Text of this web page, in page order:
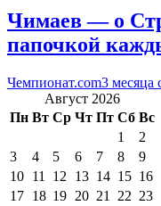
Чимаев — о
папочкой
Чемпионат.com3 месяца
Август 2026
Пн Вт Ср Чт Пт Сб Вс
1
2
3
4 5 6 7 8
9
10 11 12 13 14 15 16
17 18 19 20 21 22 23